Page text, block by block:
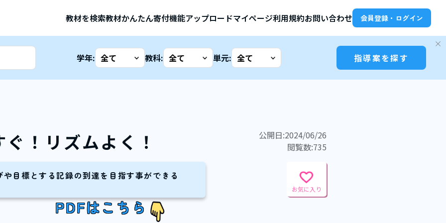
教材を検索教材かんたん寄付機能アップロードマイページ利用規約お問い合わせ 会員登録・ログイン
学年: 教科: 単元: 指導案を探す
！リズムよく！
公開日:2024/06/26
閲覧数:735
目標とする記録の到達を目指す事ができる
お気に入り
PDFはこちら